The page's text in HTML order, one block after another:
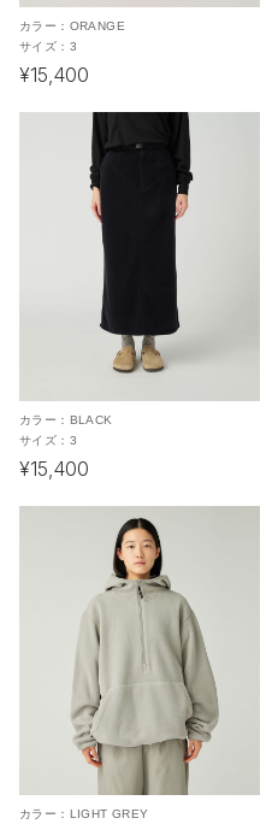
カラー： ORANGE
サイズ： 3
¥15,400
カラー： BLACK
サイズ： 3
¥15,400
カラー： LIGHT GREY